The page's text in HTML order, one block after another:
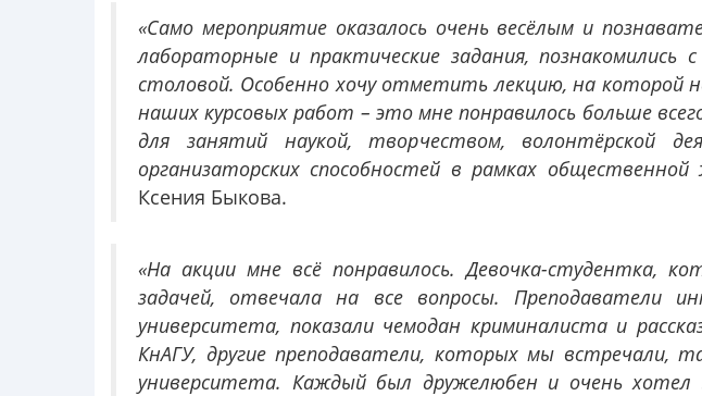
«Само мероприятие оказалось очень весёлым и
лабораторные и практические задания, познакомились
столовой. Особенно хочу отметить лекцию, на которой
наших курсовых работ – это мне понравилось больше
для занятий наукой, творчеством, волонтёрской
организаторских способностей в рамках общественной
Ксения Быкова.
«На акции мне всё понравилось. Девочка-студентка,
задачей, отвечала на все вопросы. Преподаватели
университета, показали чемодан криминалиста и
КнАГУ, другие преподаватели, которых мы встречали,
университета. Каждый был дружелюбен и очень хотел